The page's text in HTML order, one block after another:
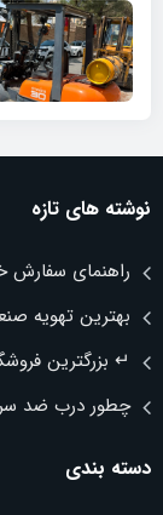
نوشته های تازه
راهنمای سفارش
بهترین تهویه
↵ بزرگترین
چطور درب ضد
دسته بندی